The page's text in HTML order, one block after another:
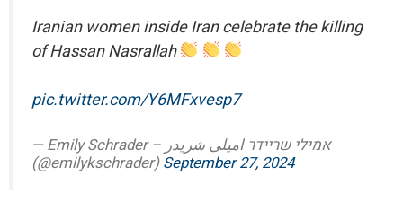
Iranian women inside Iran celebrate the killing
of Hassan Nasrallah
pic.twitter.com/Y6MFxvesp7
— Emily Schrader – אמילי שריידר امیلی شریدر
(@emilykschrader)September 27, 2024